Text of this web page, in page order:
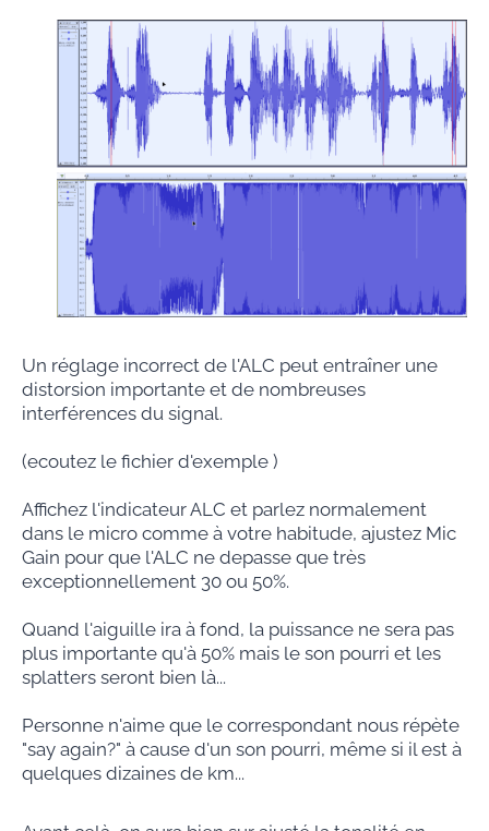
Un réglage incorrect de l'ALC peut entraîner une
distorsion importante et de nombreuses
interférences du signal.
(ecoutez le fichier d'exemple )
Affichez l'indicateur ALC et parlez normalement
dans le micro comme à votre habitude, ajustez Mic
Gain pour que l'ALC ne depasse que très
exceptionnellement 30 ou 50%.
Quand l'aiguille ira à fond, la puissance ne sera pas
plus importante qu'à 50% mais le son pourri et les
splatters seront bien là...
Personne n'aime que le correspondant nous répète
"say again?" à cause d'un son pourri, même si il est à
quelques dizaines de km...